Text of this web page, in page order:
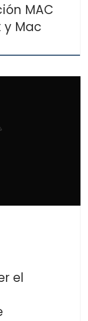
MAC
y Mac
es una buena
eléctrico que
a la corriente
tenerlo en uso
de los equipos
el